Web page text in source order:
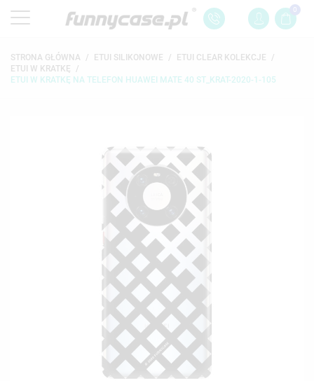
0
STRONA GŁÓWNA ETUI SILIKONOWE
ETUI CLEAR KOLEKCJE
ETUI W KRATKĘ
ETUI W KRATKĘ NA TELEFON HUAWEI MATE 40 ST_KRAT-2020-1-105